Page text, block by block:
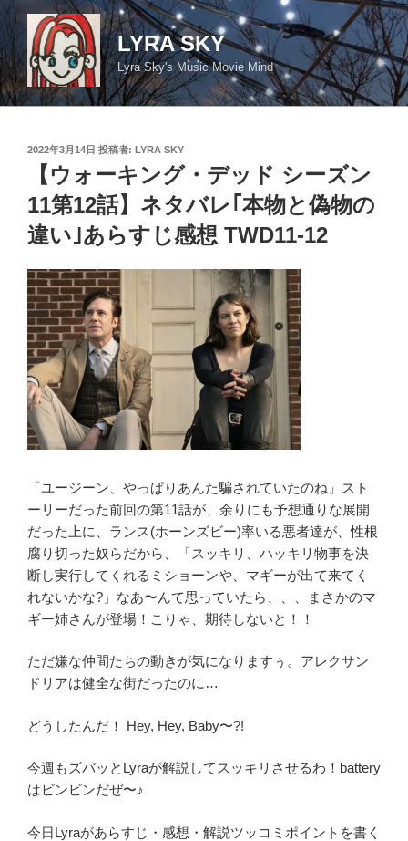
コ
ン
テ
ン
ツ
LYRA SKY
Lyra Sky's Music Movie Mind
投
2022年3月14日 投稿者: LYRA SKY
【ウォーキング・デッド シーズン
11第12話】ネタバレ｢本物と偽物の
違い｣あらすじ感想 TWD11-12
「ユージーン、やっぱりあんた騙されていたのね」スト
ーリーだった前回の第11話が、余りにも予想通りな展開
だった上に、ランス(ホーンズビー)率いる悪者達が、性根
腐り切った奴らだから、「スッキリ、ハッキリ物事を決
断し実行してくれるミショーンや、マギーが出て来てく
れないかな?」なあ〜んて思っていたら、、、まさかのマ
ギー姉さんが登場！こりゃ、期待しないと！！
ただ嫌な仲間たちの動きが気になりますぅ。アレクサン
ドリアは健全な街だったのに…
どうしたんだ！ Hey, Hey, Baby〜?!
今週もズバッとLyraが解説してスッキリさせるわ！battery
はビンビンだぜ〜♪
今日Lyraがあらすじ・感想・解説ツッコミポイントを書く